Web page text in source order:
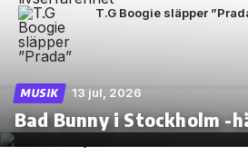
T.G Boogie släpper
MUSIK 13 jul, 2026
Bad Bunny i Stockholm -